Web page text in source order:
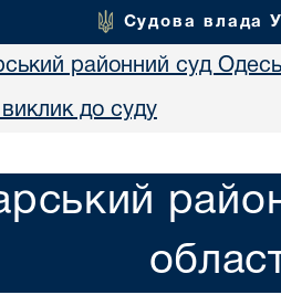
Судова влада
районний суд
до суду